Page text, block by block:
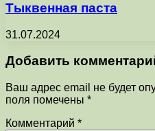
Тыквенная паста
31.07.2024
Добавить
Ваш адрес email не будет
поля помечены *
Комментарий *